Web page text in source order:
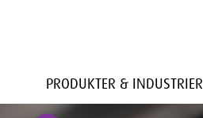
PRODUKTER & INDUSTRIER